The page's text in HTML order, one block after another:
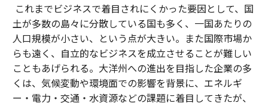
これまでビジネスで着目されにくかった要因として、国
土が多数の島々に分散している国も多く、一国あたりの
人口規模が小さい、という点が大きい。また国際市場か
らも遠く、自立的なビジネスを成立させることが難しい
こともあげられる。大洋州への進出を目指した企業の多
くは、気候変動や環境面での影響を背景に、エネルギ
ー・電力・交通・水資源などの課題に着目してきたが、